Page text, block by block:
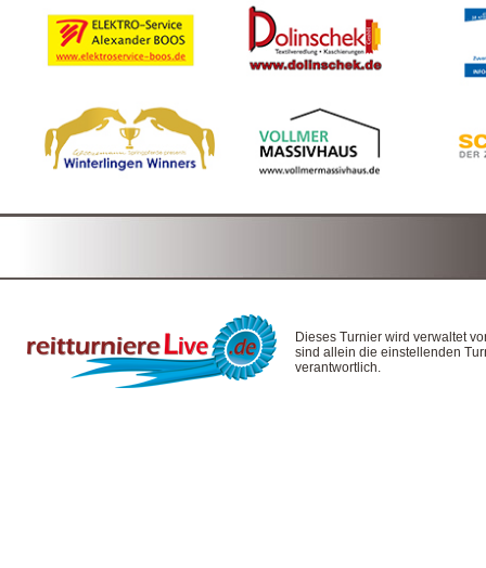
Dieses Turnier wird verwaltet
sind allein die einstellenden
verantwortlich.